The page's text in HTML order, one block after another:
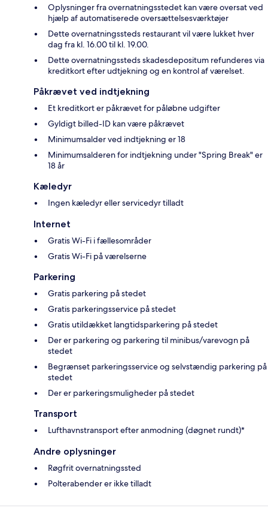
Oplysninger fra overnatningsstedet kan være oversat ved
hjælp af automatiserede oversættelsesværktøjer
Dette overnatningssteds restaurant vil være lukket hver
dag fra kl. 16.00 til kl. 19.00.
Dette overnatningssteds skadesdepositum refunderes via
kreditkort efter udtjekning og en kontrol af værelset.
Påkrævet ved indtjekning
Et kreditkort er påkrævet for påløbne udgifter
Gyldigt billed-ID kan være påkrævet
Minimumsalder ved indtjekning er 18
Minimumsalderen for indtjekning under "Spring Break" er
18 år
Kæledyr
Ingen kæledyr eller servicedyr tilladt
Internet
Gratis Wi-Fi i fællesområder
Gratis Wi-Fi på værelserne
Parkering
Gratis parkering på stedet
Gratis parkeringsservice på stedet
Gratis utildækket langtidsparkering på stedet
Der er parkering og parkering til minibus/varevogn på
stedet
Begrænset parkeringsservice og selvstændig parkering på
stedet
Der er parkeringsmuligheder på stedet
Transport
Lufthavnstransport efter anmodning (døgnet rundt)*
Andre oplysninger
Røgfrit overnatningssted
Polterabender er ikke tilladt